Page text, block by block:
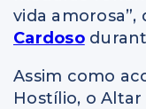
vida amorosa”,
Cardoso
Assim como
Hostílio, o